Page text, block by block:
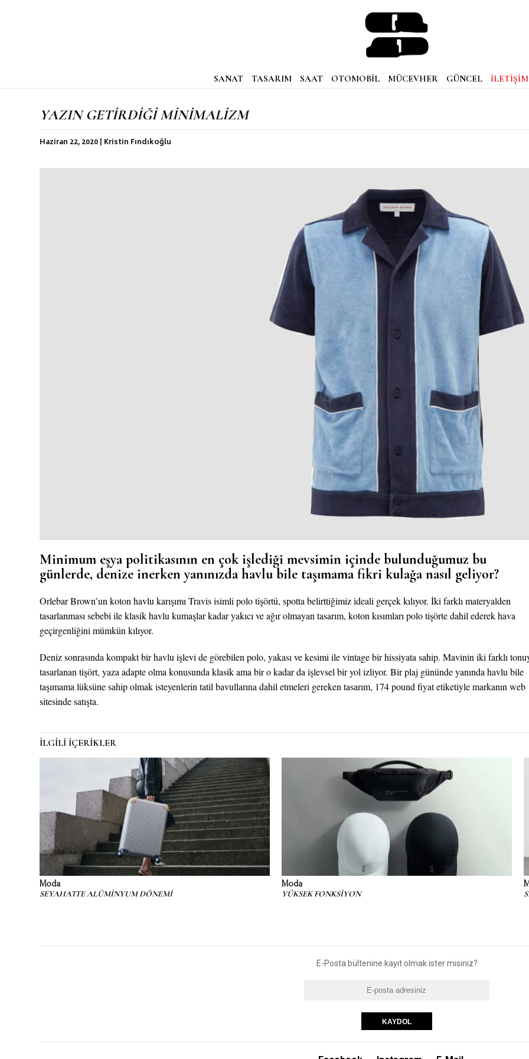
SANAT TASARIM SAAT OTOMOBİL MÜCEVHER GÜNCEL İLETİŞİM
YAZIN GETİRDİĞİ MİNİMALİZM
Haziran 22, 2020 | Kristin Fındıkoğlu
Minimum eşya politikasının en çok işlediği mevsimin içinde bulunduğumuz bu
günlerde, denize inerken yanınızda havlu bile taşımama fikri kulağa nasıl geliyor?
Orlebar Brown’un koton havlu karışımı Travis isimli polo tişörtü, spotta belirttiğimiz ideali gerçek kılıyor. İki farklı materyalden
tasarlanması sebebi ile klasik havlu kumaşlar kadar yakıcı ve ağır olmayan tasarım, koton kısımları polo tişörte dahil ederek hava
geçirgenliğini mümkün kılıyor.
Deniz sonrasında kompakt bir havlu işlevi de görebilen polo, yakası ve kesimi ile vintage bir hissiyata sahip. Mavinin iki farklı
tasarlanan tişört, yaza adapte olma konusunda klasik ama bir o kadar da işlevsel bir yol izliyor. Bir plaj gününde yanında havlu bile
taşımama lüksüne sahip olmak isteyenlerin tatil bavullarına dahil etmeleri gereken tasarım, 174 pound fiyat etiketiyle markanın web
sitesinde satışta.
İLGİLİ İÇERİKLER
Moda
SEYAHATTE ALÜMİNYUM DÖNEMİ
Moda
YÜKSEK FONKSİYON
E-Posta bültenine kayıt olmak ister misiniz?